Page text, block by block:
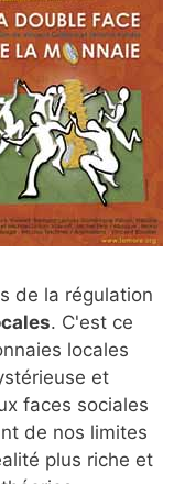
de la régulation
. C'est ce
locales
et
faces sociales
de nos limites
plus riche et